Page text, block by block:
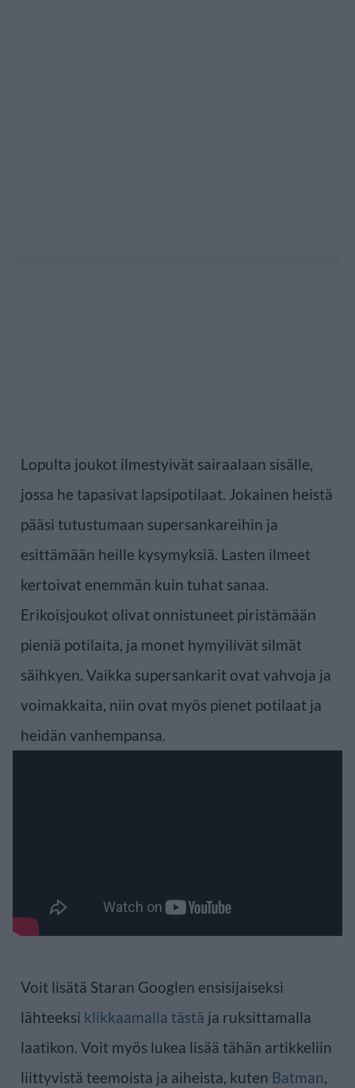
Lopulta joukot ilmestyivät sairaalaan sisälle,
jossa he tapasivat lapsipotilaat. Jokainen heistä
pääsi tutustumaan supersankareihin ja
esittämään heille kysymyksiä. Lasten ilmeet
kertoivat enemmän kuin tuhat sanaa.
Erikoisjoukot olivat onnistuneet piristämään
pieniä potilaita, ja monet hymyilivät silmät
säihkyen. Vaikka supersankarit ovat vahvoja ja
voimakkaita, niin ovat myös pienet potilaat ja
heidän vanhempansa.
Voit lisätä Staran Googlen ensisijaiseksi
lähteeksi klikkaamalla tästä ja ruksittamalla
laatikon. Voit myös lukea lisää tähän artikkeliin
liittyvistä teemoista ja aiheista, kuten Batman,